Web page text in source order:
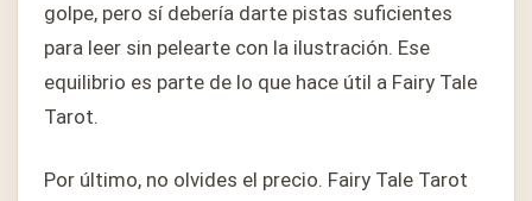
golpe, pero sí debería darte pistas suficientes
para leer sin pelearte con la ilustración. Ese
equilibrio es parte de lo que hace útil a Fairy Tale
Tarot.
Por último, no olvides el precio. Fairy Tale Tarot